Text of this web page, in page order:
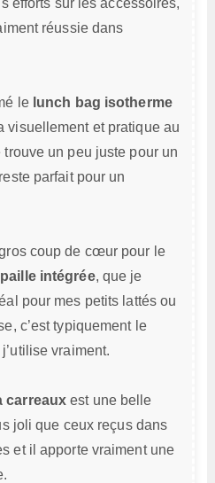
réussie dans
le lunch bag isotherme
visuellement et pratique au
un peu juste pour un
parfait pour un
coup de cœur pour le
intégrée, que je
pour mes petits lattés ou
c’est typiquement le
vraiment.
carreaux est une belle
joli que ceux reçus dans
et il apporte vraiment une